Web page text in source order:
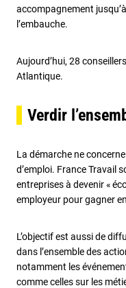
accompagnement
l’embauche.
Aujourd’hui, 28
Atlantique.
Verdir
La démarche ne
d’emploi. France Travail
entreprises à devenir «
employeur pour gagner
L’objectif est aussi de
dans l’ensemble des
notamment les
comme celles sur les